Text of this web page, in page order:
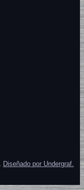
Diseñado por Undergraf.